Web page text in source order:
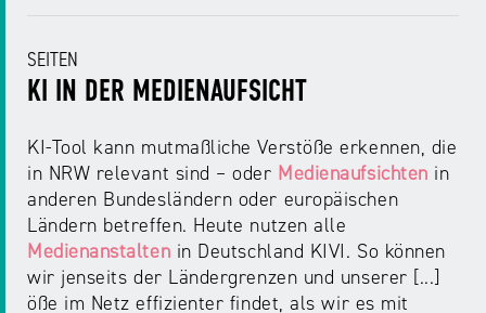
SEITEN
KI IN DER MEDIENAUFSICHT
KI-Tool kann mutmaßliche Verstöße erkennen, die
in NRW relevant sind – oder Medienaufsichten in
anderen Bundesländern oder europäischen
Ländern betreffen. Heute nutzen alle
Medienanstalten in Deutschland KIVI. So können
wir jenseits der Ländergrenzen und unserer [...]
öße im Netz effizienter findet, als wir es mit